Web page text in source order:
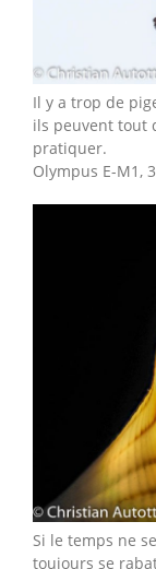
Il y a trop de
ils peuvent tout
pratiquer.
Olympus E-M1,
Si le temps ne
toujours se